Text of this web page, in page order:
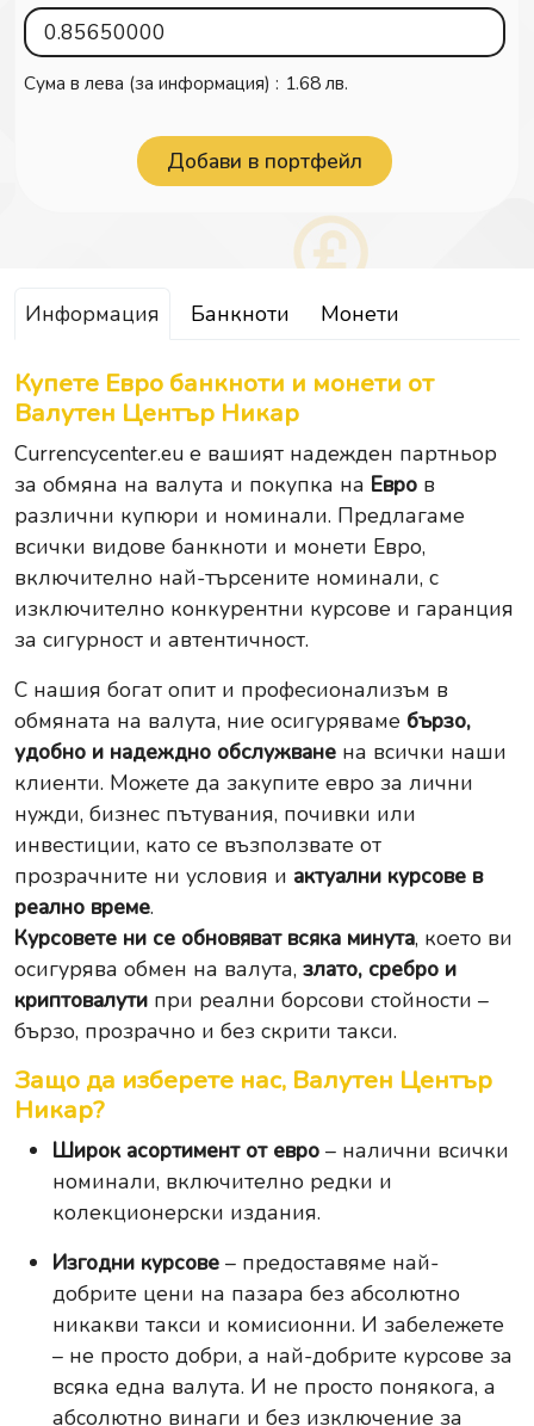
Сума в лева (за информация) : 1.68 лв.
Информация Банкноти Монети
Купете Евро банкноти и монети от
Валутен Център Никар
Currencycenter.eu е вашият надежден партньор
за обмяна на валута и покупка на Евро в
различни купюри и номинали. Предлагаме
всички видове банкноти и монети Евро,
включително най-търсените номинали, с
изключително конкурентни курсове и гаранция
за сигурност и автентичност.
С нашия богат опит и професионализъм в
обмяната на валута, ние осигуряваме бързо,
удобно и надеждно обслужване на всички наши
клиенти. Можете да закупите евро за лични
нужди, бизнес пътувания, почивки или
инвестиции, като се възползвате от
прозрачните ни условия и актуални курсове в
реално време.
Курсовете ни се обновяват всяка минута, което ви
осигурява обмен на валута, злато, сребро и
криптовалути при реални борсови стойности –
бързо, прозрачно и без скрити такси.
Защо да изберете нас, Валутен Център
Никар?
Широк асортимент от евро – налични всички
номинали, включително редки и
колекционерски издания.
Изгодни курсове – предоставяме най-
добрите цени на пазара без абсолютно
никакви такси и комисионни. И забележете
– не просто добри, а най-добрите курсове за
всяка една валута. И не просто понякога, а
абсолютно винаги и без изключение за